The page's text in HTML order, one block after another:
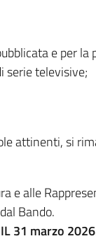
e per la
serie televisive;
attinenti, si
e alle
Bando.
IL 31 marzo